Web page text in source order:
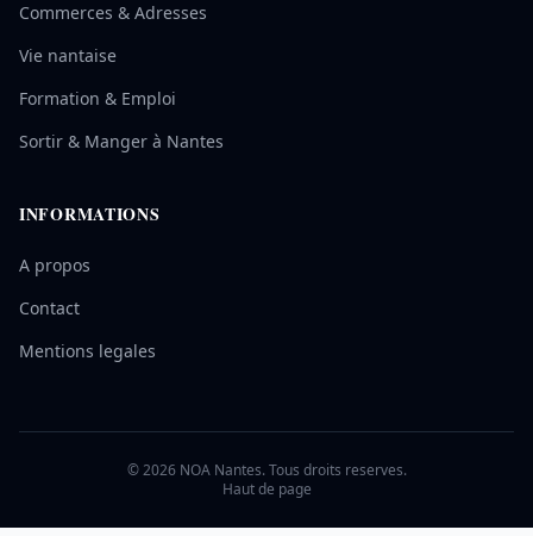
Commerces & Adresses
Vie nantaise
Formation & Emploi
Sortir & Manger à Nantes
INFORMATIONS
A propos
Contact
Mentions legales
© 2026 NOA Nantes. Tous droits reserves.
Haut de page